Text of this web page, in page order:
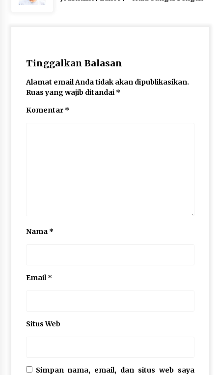
Tinggalkan Balasan
Alamat email Anda tidak akan dipublikasikan.
Ruas yang wajib ditandai *
Komentar *
Nama *
Email *
Situs Web
Simpan nama, email, dan situs web saya